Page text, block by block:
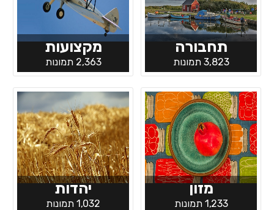
תחבורה
3,823 תמונות
מקצועות
2,363 תמונות
מזון
1,233 תמונות
יהדות
1,032 תמונות